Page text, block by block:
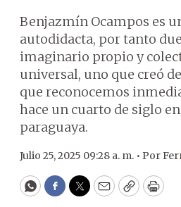
Benjazmín Ocampos es
autodidacta, por tanto
imaginario propio y
universal, uno que creó
que reconocemos
hace un cuarto de siglo
paraguaya.
Julio 25, 2025 09:28 a. m. • Por
WhatsApp
Facebook
Twitter
EmailCopyPrint